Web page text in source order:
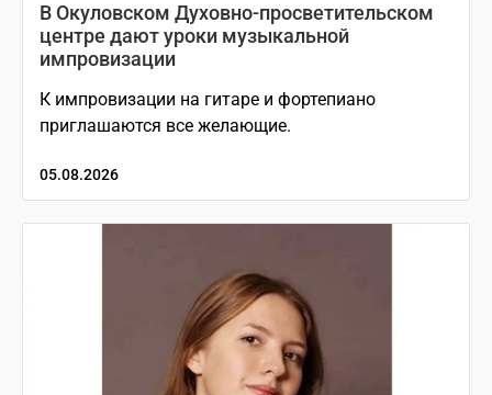
В Окуловском Духовно-просветительском
центре дают уроки музыкальной
импровизации
К импровизации на гитаре и фортепиано
приглашаются все желающие.
05.08.2026